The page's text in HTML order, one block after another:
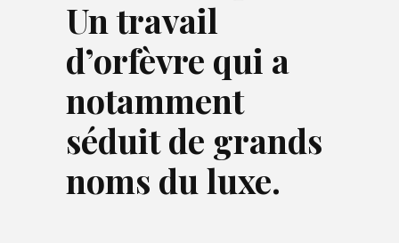
Un travail
d’orfèvre qui a
notamment
séduit de grands
noms du luxe.